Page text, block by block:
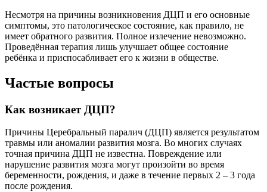
Несмотря на причины возникновения ДЦП и его основные
симптомы, это патологическое состояние, как правило, не
имеет обратного развития. Полное излечение невозможно.
Проведённая терапия лишь улучшает общее состояние
ребёнка и приспосабливает его к жизни в обществе.
Частые вопросы
Как возникает ДЦП?
Причины Церебральный паралич (ДЦП) является результатом
травмы или аномалии развития мозга. Во многих случаях
точная причина ДЦП не известна. Повреждение или
нарушение развития мозга могут произойти во время
беременности, рождения, и даже в течение первых 2 – 3 года
после рождения.